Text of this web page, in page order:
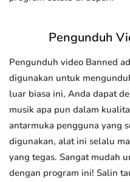
Pengunduh
Pengunduh video Banned
digunakan untuk
luar biasa ini, Anda dapat
musik apa pun dalam
antarmuka pengguna yang
digunakan, alat ini selalu
yang tegas. Sangat mudah
dengan program ini! Salin